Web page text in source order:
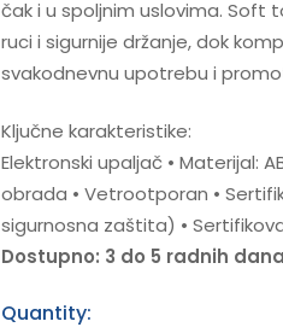
čak i u spoljnim uslovima. Soft
ruci i sigurnije držanje, dok
svakodnevnu upotrebu i
Ključne karakteristike:
Elektronski upaljač • Materijal:
obrada • Vetrootporan •
sigurnosna zaštita) •
Dostupno: 3 do 5 radnih
Quantity: